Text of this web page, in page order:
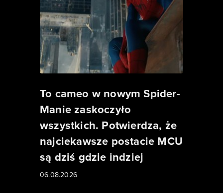
To cameo w nowym Spider-
Manie zaskoczyło
wszystkich. Potwierdza, że
najciekawsze postacie MCU
są dziś gdzie indziej
06.08.2026